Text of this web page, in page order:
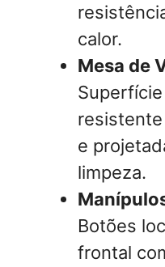
calor.
Mesa de
e
limpeza.
Botões
frontal